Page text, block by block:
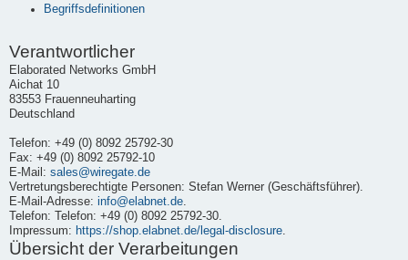
Begriffsdefinitionen
Verantwortlicher
Elaborated Networks GmbH
Aichat 10
83553 Frauenneuharting
Deutschland
Telefon: +49 (0) 8092 25792-30
Fax: +49 (0) 8092 25792-10
E-Mail: sales@wiregate.de
Vertretungsberechtigte Personen: Stefan Werner (Geschäftsführer).
E-Mail-Adresse: info@elabnet.de.
Telefon: Telefon: +49 (0) 8092 25792-30.
Impressum: https://shop.elabnet.de/legal-disclosure.
Übersicht der Verarbeitungen